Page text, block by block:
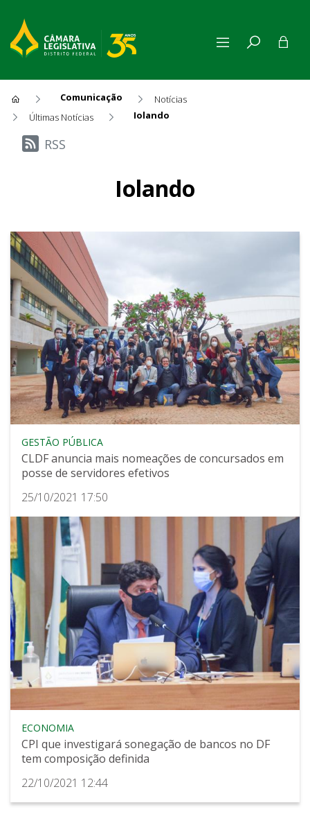
Comunicação
Notícias
Últimas Notícias
Iolando
Últimas Notícias
RSS
Iolando
GESTÃO PÚBLICA
CLDF anuncia mais nomeações de concursados em
posse de servidores efetivos
25/10/2021 17:50
ECONOMIA
CPI que investigará sonegação de bancos no DF
tem composição definida
22/10/2021 12:44